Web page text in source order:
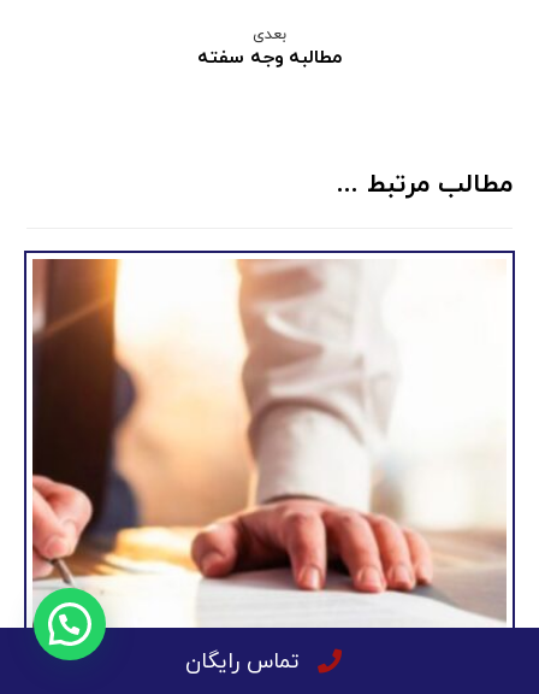
بعدی
مطالبه وجه سفته
مطالب مرتبط ...
تماس رایگان